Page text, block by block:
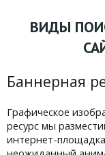
ВИДЫ
Баннерная
Графическое
ресурс мы
интернет-